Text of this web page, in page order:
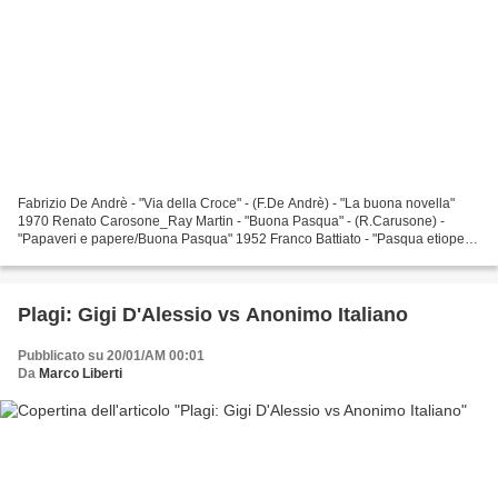
Fabrizio De Andrè - "Via della Croce" - (F.De Andrè) - "La buona novella"
1970 Renato Carosone_Ray Martin - "Buona Pasqua" - (R.Carusone) -
"Papaveri e papere/Buona Pasqua" 1952 Franco Battiato - "Pasqua etiope" -
Plagi: Gigi D'Alessio vs Anonimo Italiano
Pubblicato su 20/01/AM 00:01
Da Marco Liberti